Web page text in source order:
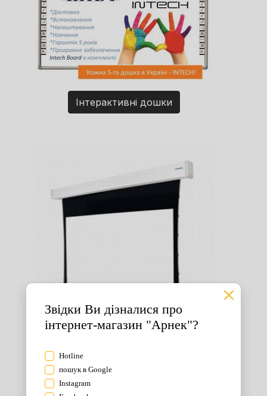
Інтерактивні дошки